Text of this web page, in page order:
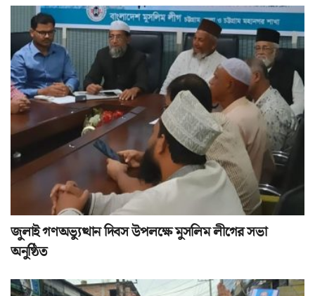
জুলাই গণঅভ্যুত্থান দিবস উপলক্ষে মুসলিম লীগের সভা
অনুষ্ঠিত